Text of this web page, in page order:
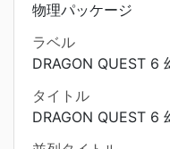
物理パッケージ
ラベル
DRAGON QUEST 6
タイトル
DRAGON QUEST 6